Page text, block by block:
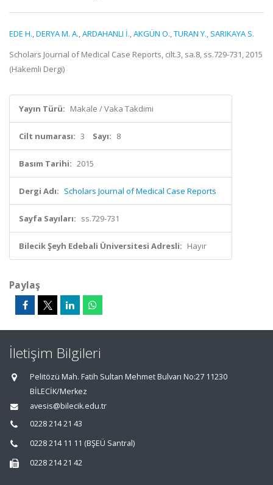
EDE H.,DERYA M. A.,ARDAHANLI İ.,AKGÜN O.,TURAN Y., SARIKAYA S.
Scholars Journal of Medical Case Reports, cilt.3, sa.8, ss.729-731, 2015
(Hakemli Dergi)
Yayın Türü: Makale / Vaka Takdimi
Cilt numarası: 3 Sayı: 8
Basım Tarihi: 2015
Dergi Adı: Scholars Journal of Medical Case Reports
Sayfa Sayıları: ss.729-731
Bilecik Şeyh Edebali Üniversitesi Adresli: Hayır
Paylaş
İletişim Bilgileri
Pelitözü Mah. Fatih Sultan Mehmet Bulvarı No:27 11230
BİLECİK/Merkez
avesis@bilecik.edu.tr
0228 214 21 43
0228 214 11 11 (BŞEÜ Santral)
0228 214 21 42